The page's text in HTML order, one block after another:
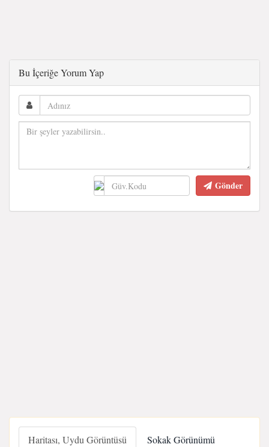
Bu İçeriğe Yorum Yap
Gönder
Haritası, Uydu Görüntüsü Sokak Görünümü